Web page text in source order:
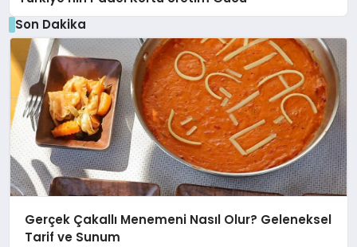
Son Dakika
Gerçek Çakallı Menemeni Nasıl Olur? Geleneksel
Tarif ve Sunum